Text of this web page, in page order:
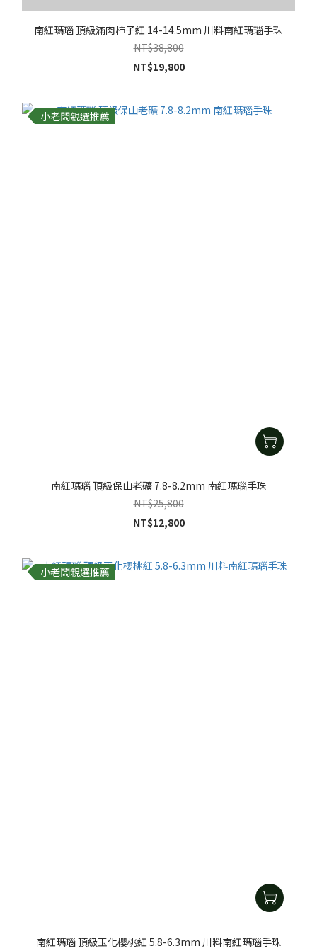
南紅瑪瑙 頂級滿肉柿子紅 14-14.5mm 川料南紅瑪瑙手珠
NT$38,800
NT$19,800
小老闆親選推薦
南紅瑪瑙 頂級保山老礦 7.8-8.2mm 南紅瑪瑙手珠
NT$25,800
NT$12,800
小老闆親選推薦
南紅瑪瑙 頂級玉化櫻桃紅 5.8-6.3mm 川料南紅瑪瑙手珠